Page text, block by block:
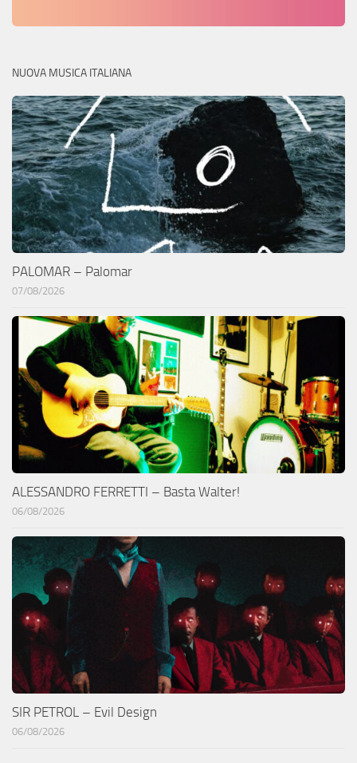
NUOVA MUSICA ITALIANA
PALOMAR – Palomar
07/08/2026
ALESSANDRO FERRETTI – Basta Walter!
06/08/2026
SIR PETROL – Evil Design
06/08/2026